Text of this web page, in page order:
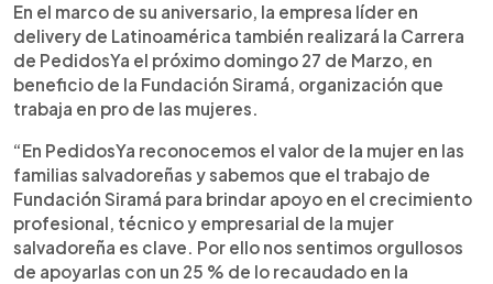
En el marco de su aniversario, la empresa líder en
delivery de Latinoamérica también realizará la Carrera
de PedidosYa el próximo domingo 27 de Marzo, en
beneficio de la Fundación Siramá, organización que
trabaja en pro de las mujeres.
“En PedidosYa reconocemos el valor de la mujer en las
familias salvadoreñas y sabemos que el trabajo de
Fundación Siramá para brindar apoyo en el crecimiento
profesional, técnico y empresarial de la mujer
salvadoreña es clave. Por ello nos sentimos orgullosos
de apoyarlas con un 25 % de lo recaudado en la